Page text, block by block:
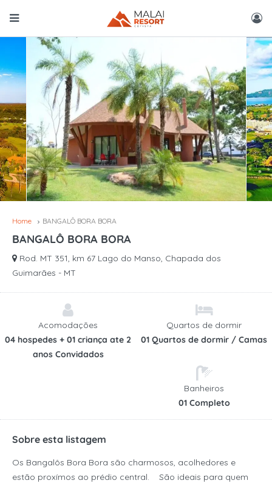
Home BANGALÔ BORA BORA
BANGALÔ BORA BORA
Rod. MT 351, km 67 Lago do Manso, Chapada dos
Guimarães - MT
Acomodações
04 hospedes + 01 criança ate 2
anos Convidados
Quartos de dormir
01 Quartos de dormir / Camas
Banheiros
01 Completo
Sobre esta listagem
Os Bangalôs Bora Bora são charmosos, acolhedores e
estão proxímos ao prédio central. São ideais para quem